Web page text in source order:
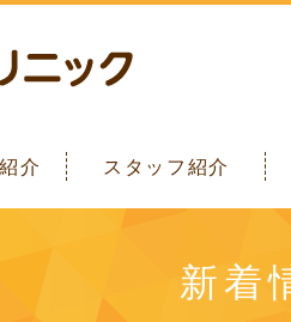
介 スタッフ紹介
新着